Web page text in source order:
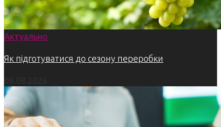
Актуально
Як підготуватися до сезону переробки